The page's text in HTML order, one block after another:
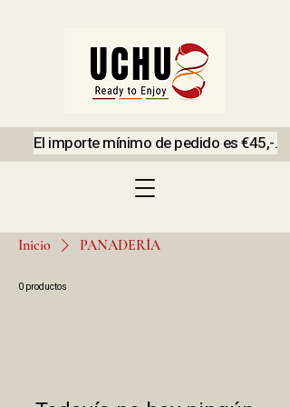
El importe mínimo de pedido es €45,-.
Inicio PANADERÍA
0 productos